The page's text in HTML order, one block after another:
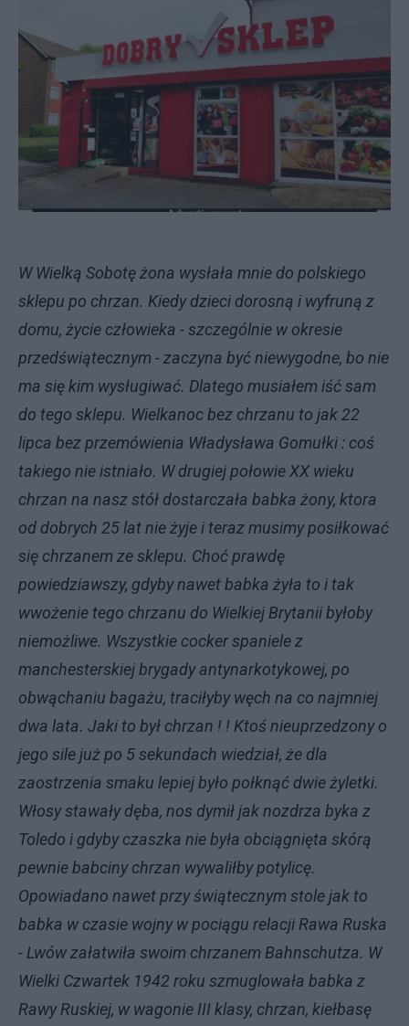
W Wielką Sobotę żona wysłała mnie do polskiego
sklepu po chrzan. Kiedy dzieci dorosną i wyfruną z
domu, życie człowieka - szczególnie w okresie
przedświątecznym - zaczyna być niewygodne, bo nie
ma się kim wysługiwać. Dlatego musiałem iść sam
do tego sklepu. Wielkanoc bez chrzanu to jak 22
lipca bez przemówienia Władysława Gomułki : coś
takiego nie istniało. W drugiej połowie XX wieku
chrzan na nasz stół dostarczała babka żony, ktora
od dobrych 25 lat nie żyje i teraz musimy posiłkować
się chrzanem ze sklepu. Choć prawdę
powiedziawszy, gdyby nawet babka żyła to i tak
wwożenie tego chrzanu do Wielkiej Brytanii byłoby
niemożliwe. Wszystkie cocker spaniele z
manchesterskiej brygady antynarkotykowej, po
obwąchaniu bagażu, traciłyby węch na co najmniej
dwa lata. Jaki to był chrzan ! ! Ktoś nieuprzedzony o
jego sile już po 5 sekundach wiedział, że dla
zaostrzenia smaku lepiej było połknąć dwie żyletki.
Włosy stawały dęba, nos dymił jak nozdrza byka z
Toledo i gdyby czaszka nie była obciągnięta skórą
pewnie babciny chrzan wywaliłby potylicę.
Opowiadano nawet przy świątecznym stole jak to
babka w czasie wojny w pociągu relacji Rawa Ruska
- Lwów załatwiła swoim chrzanem Bahnschutza. W
Wielki Czwartek 1942 roku szmuglowała babka z
Rawy Ruskiej, w wagonie III klasy, chrzan, kiełbasę